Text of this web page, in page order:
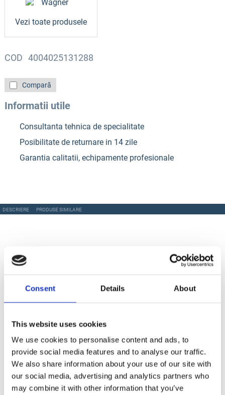
Consent Details About
This website uses cookies
We use cookies to personalise content and ads, to
provide social media features and to analyse our traffic.
We also share information about your use of our site with
our social media, advertising and analytics partners who
may combine it with other information that you’ve
Compară
Informatii utile
Consultanta tehnica de specialitate
Posibilitate de returnare in 14 zile
Garantia calitatii, echipamente profesionale
COD 4004025131288
Vezi toate produsele
DESCRIERE PRODUSE SIMILARE
Descriere
Valva antistropire WAGNER ClearSpray previne stropirea la
oprirea pulverizării cu pistolul airless, atunci când este
utilizat împreună cu o extensie. Fluxul de material se oprește
că ClearSpray funcționează perfect deja la aplicații de
pentru acoperiri pe bază de solvenți.
Produse Similare